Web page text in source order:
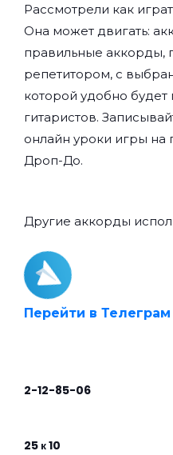
Рассмотрели как
Она может двигать:
правильные аккорды,
репетитором, с
которой удобно будет
гитаристов.
онлайн уроки игры на
Дроп-До.
Другие аккорды
Перейти в Телеграм
2-12-85-06
25 к 10